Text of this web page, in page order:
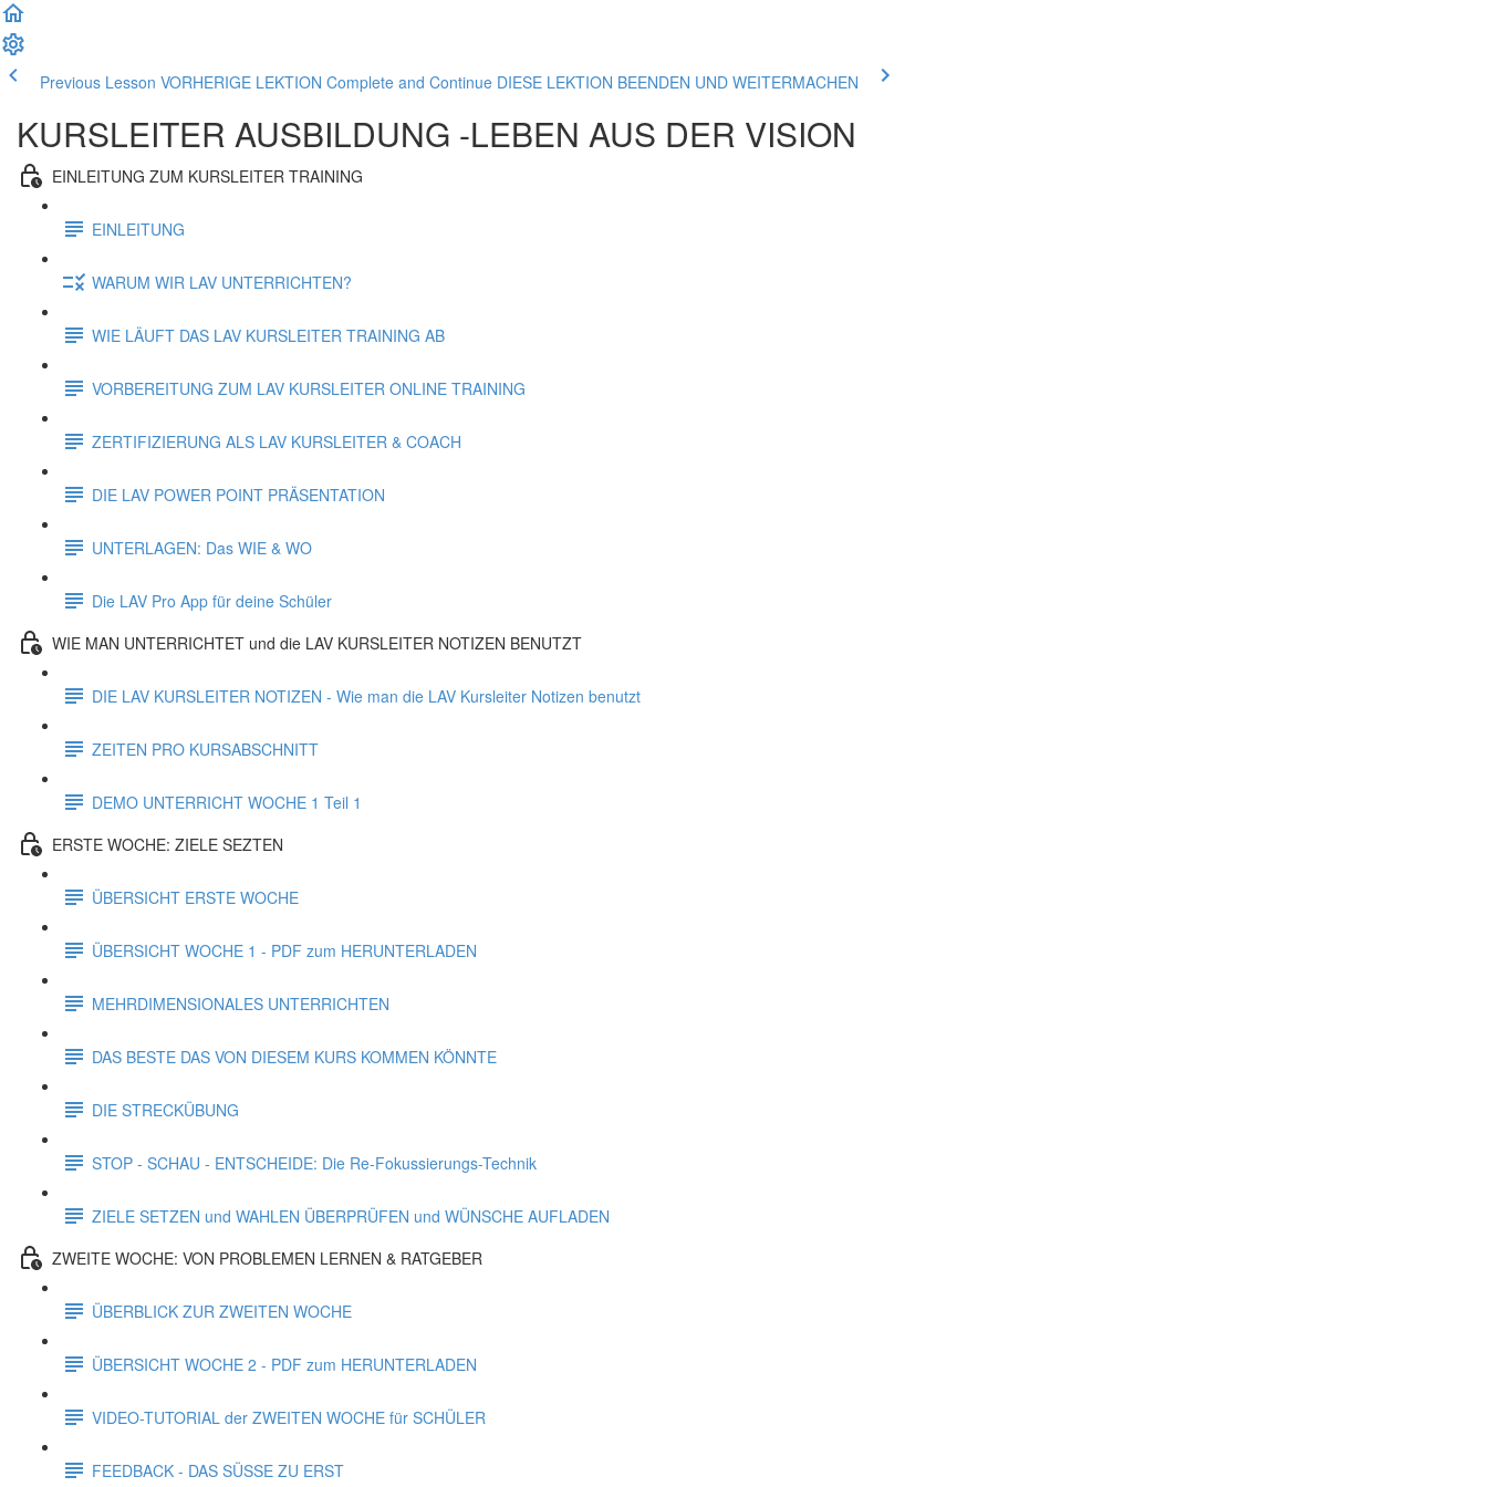
Previous Lesson VORHERIGE LEKTION Complete and Continue DIESE LEKTION BEENDEN UND WEITERMACHEN
KURSLEITER AUSBILDUNG -LEBEN AUS DER VISION
EINLEITUNG ZUM KURSLEITER TRAINING
EINLEITUNG
WARUM WIR LAV UNTERRICHTEN?
WIE LÄUFT DAS LAV KURSLEITER TRAINING AB
VORBEREITUNG ZUM LAV KURSLEITER ONLINE TRAINING
ZERTIFIZIERUNG ALS LAV KURSLEITER & COACH
DIE LAV POWER POINT PRÄSENTATION
UNTERLAGEN: Das WIE & WO
Die LAV Pro App für deine Schüler
WIE MAN UNTERRICHTET und die LAV KURSLEITER NOTIZEN BENUTZT
DIE LAV KURSLEITER NOTIZEN - Wie man die LAV Kursleiter Notizen benutzt
ZEITEN PRO KURSABSCHNITT
DEMO UNTERRICHT WOCHE 1 Teil 1
ERSTE WOCHE: ZIELE SEZTEN
ÜBERSICHT ERSTE WOCHE
ÜBERSICHT WOCHE 1 - PDF zum HERUNTERLADEN
MEHRDIMENSIONALES UNTERRICHTEN
DAS BESTE DAS VON DIESEM KURS KOMMEN KÖNNTE
DIE STRECKÜBUNG
STOP - SCHAU - ENTSCHEIDE: Die Re-Fokussierungs-Technik
ZIELE SETZEN und WAHLEN ÜBERPRÜFEN und WÜNSCHE AUFLADEN
ZWEITE WOCHE: VON PROBLEMEN LERNEN & RATGEBER
ÜBERBLICK ZUR ZWEITEN WOCHE
ÜBERSICHT WOCHE 2 - PDF zum HERUNTERLADEN
VIDEO-TUTORIAL der ZWEITEN WOCHE für SCHÜLER
FEEDBACK - DAS SÜSSE ZU ERST